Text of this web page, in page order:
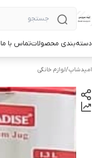
دسته‌بندی محصولاتتماس با ما
امیدشاپ/لوازم خانگی